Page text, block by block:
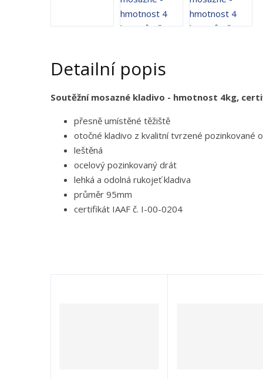
Detailní popis
Soutěžní mosazné kladivo - hmotnost 4kg,
přesně umístěné těžiště
otočné kladivo z kvalitní tvrzené pozinkované
leštěná
ocelový pozinkovaný drát
lehká a odolná rukojeť kladiva
průměr 95mm
certifikát IAAF č. I-00-0204